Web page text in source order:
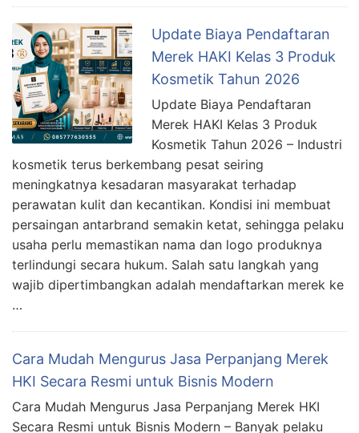
Update Biaya Pendaftaran
Merek HAKI Kelas 3 Produk
Kosmetik Tahun 2026
Update Biaya Pendaftaran
Merek HAKI Kelas 3 Produk
Kosmetik Tahun 2026 – Industri
kosmetik terus berkembang pesat seiring
meningkatnya kesadaran masyarakat terhadap
perawatan kulit dan kecantikan. Kondisi ini membuat
persaingan antarbrand semakin ketat, sehingga pelaku
usaha perlu memastikan nama dan logo produknya
terlindungi secara hukum. Salah satu langkah yang
wajib dipertimbangkan adalah mendaftarkan merek ke
…
Cara Mudah Mengurus Jasa Perpanjang Merek
HKI Secara Resmi untuk Bisnis Modern
Cara Mudah Mengurus Jasa Perpanjang Merek HKI
Secara Resmi untuk Bisnis Modern – Banyak pelaku